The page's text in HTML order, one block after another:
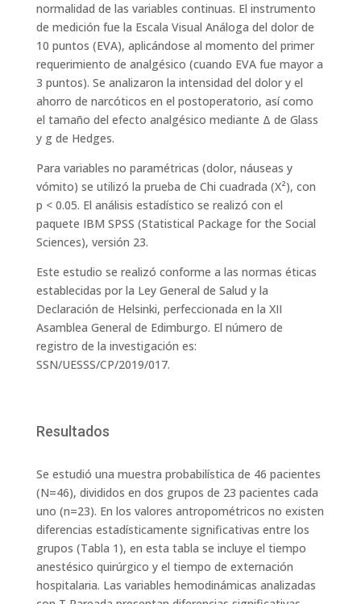
normalidad de las variables continuas. El instrumento
de medición fue la Escala Visual Análoga del dolor de
10 puntos (EVA), aplicándose al momento del primer
requerimiento de analgésico (cuando EVA fue mayor a
3 puntos). Se analizaron la intensidad del dolor y el
ahorro de narcóticos en el postoperatorio, así como
el tamaño del efecto analgésico mediante Δ de Glass
y g de Hedges.
Para variables no paramétricas (dolor, náuseas y
vómito) se utilizó la prueba de Chi cuadrada (X²), con
p < 0.05. El análisis estadístico se realizó con el
paquete IBM SPSS (Statistical Package for the Social
Sciences), versión 23.
Este estudio se realizó conforme a las normas éticas
establecidas por la Ley General de Salud y la
Declaración de Helsinki, perfeccionada en la XII
Asamblea General de Edimburgo. El número de
registro de la investigación es:
SSN/UESSS/CP/2019/017.
Resultados
Se estudió una muestra probabilística de 46 pacientes
(N=46), divididos en dos grupos de 23 pacientes cada
uno (n=23). En los valores antropométricos no existen
diferencias estadísticamente significativas entre los
grupos (Tabla 1), en esta tabla se incluye el tiempo
anestésico quirúrgico y el tiempo de externación
hospitalaria. Las variables hemodinámicas analizadas